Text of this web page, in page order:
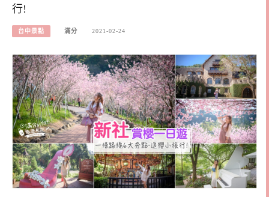
行!
台中景點 滿分 2021-02-24